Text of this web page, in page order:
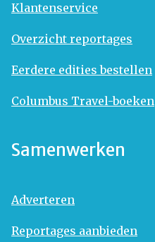
Klantenservice
Overzicht reportages
Eerdere edities bestellen
Columbus Travel-boeken
Samenwerken
Adverteren
Reportages aanbieden